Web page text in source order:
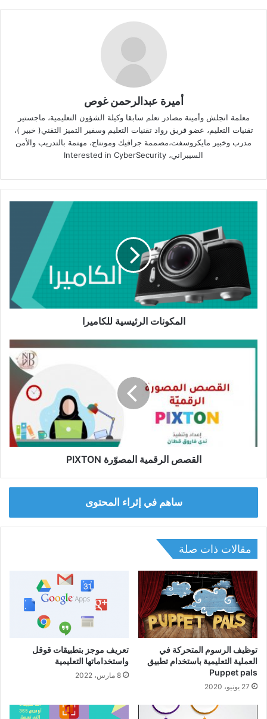
أميرة عبدالرحمن غوص
معلمة انجلش وأمينة مصادر تعلم سابقا وكيلة الشؤون التعليمية، ماجستير
تقنيات التعليم، عضو فريق رواد تقنيات التعليم وسفير التميز التقني( خبير )،
مدرب وخبير مايكروسفت،مصممة جرافيك ومونتاج، مهتمة بالتدريب والأمن
السيبراني، Interested in CyberSecurity
المكونات الرئيسية للكاميرا
القصص الرقمية المصوّرة PIXTON
ساهم في إثراء المحتوى
مقالات ذات صلة
توظيف الرسوم المتحركة في
العملية التعليمية باستخدام تطبيق
Puppet pals
27 يونيو، 2020
تعريف موجز بتطبيقات قوقل
واستخداماتها التعليمية
8 مارس، 2022